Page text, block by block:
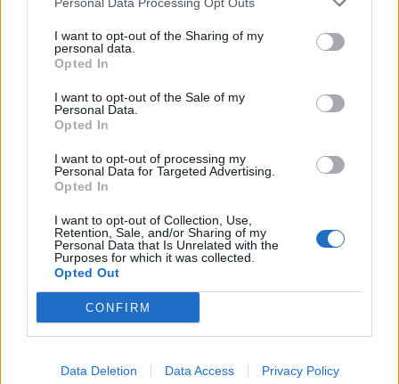
I want to opt-out of the Sharing of my
personal data.
Opted In
I want to opt-out of the Sale of my
Personal Data.
Opted In
I want to opt-out of processing my
Personal Data for Targeted Advertising.
Opted In
I want to opt-out of Collection, Use,
Retention, Sale, and/or Sharing of my
Personal Data that Is Unrelated with the
Purposes for which it was collected.
Opted Out
CONFIRM
Data Deletion Data Access Privacy Policy
Každý sedmý řidič měl problém. Policie
30 přestupků
neobstála. Policie o prázdninách zpřísní
dohled na silnicích